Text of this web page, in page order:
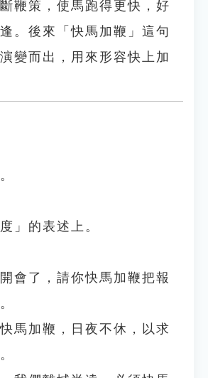
鞭策，使馬跑得更快，好
。後來「快馬加鞭」這句
變而出，用來形容快上加
」的表述上。
會了，請你快馬加鞭把報
馬加鞭，日夜不休，以求